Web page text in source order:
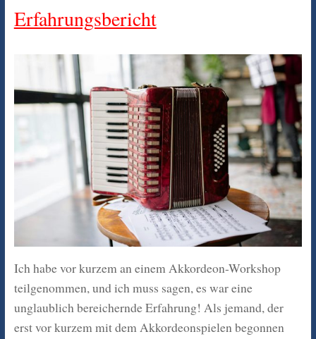
Erfahrungsbericht
Ich habe vor kurzem an einem Akkordeon-Workshop
teilgenommen, und ich muss sagen, es war eine
unglaublich bereichernde Erfahrung! Als jemand, der
erst vor kurzem mit dem Akkordeonspielen begonnen